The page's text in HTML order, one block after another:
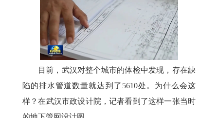
目前，武汉对整个城市的体检中发现，存在缺
陷的排水管道数量就达到了5610处。为什么会这
样？在武汉市政设计院，记者看到了这样一张当时